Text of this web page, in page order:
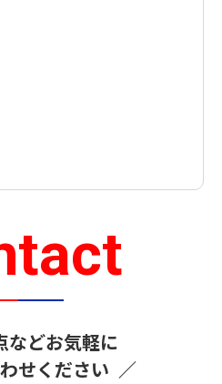
などお気軽に
せください ／